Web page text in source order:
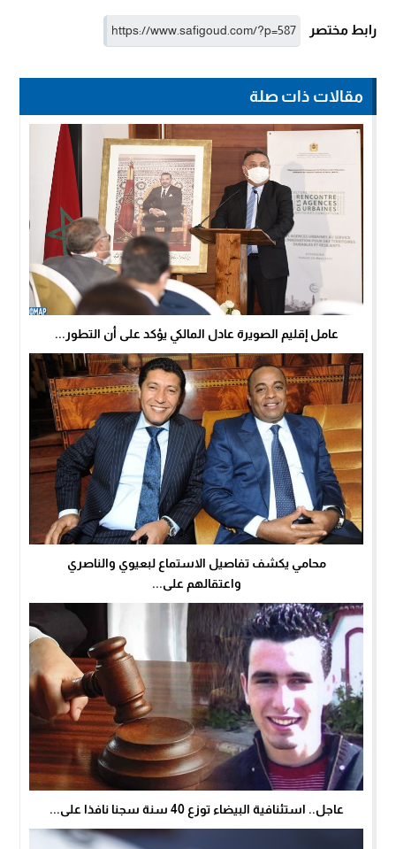
رابط مختصر
مقالات ذات صلة
عامل إقليم الصويرة عادل المالكي يؤكد على أن التطور...
محامي يكشف تفاصيل الاستماع لبعيوي والناصري
واعتقالهم على...
عاجل.. استئنافية البيضاء توزع 40 سنة سجنا نافذا على...